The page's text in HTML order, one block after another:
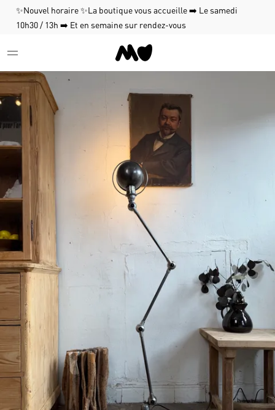
✨Nouvel horaire ✨La boutique vous accueille ➡️ Le samedi
10h30 / 13h ➡️ Et en semaine sur rendez-vous